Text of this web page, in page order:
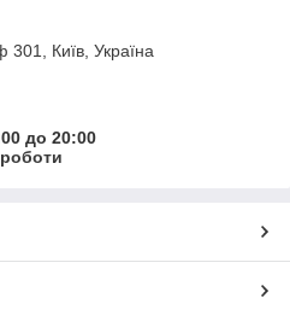
Київ, Україна
до 20:00